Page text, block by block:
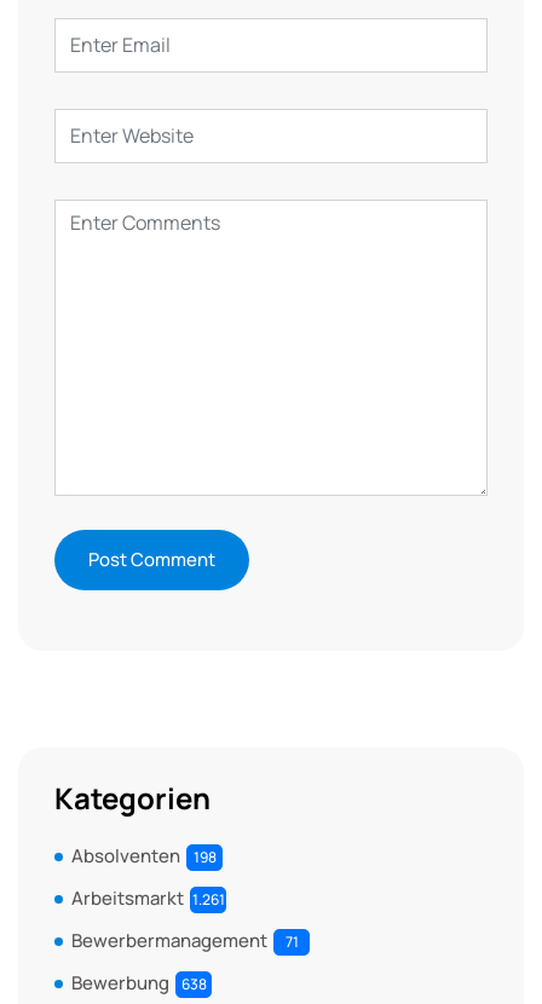
Kategorien
Absolventen 198
Arbeitsmarkt 1.261
Bewerbermanagement 71
Bewerbung 638